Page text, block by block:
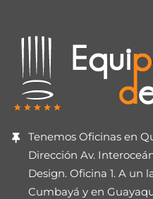
Tenemos Oficinas en
Dirección Av.
Design. Oficina 1. A un
Cumbayá y en